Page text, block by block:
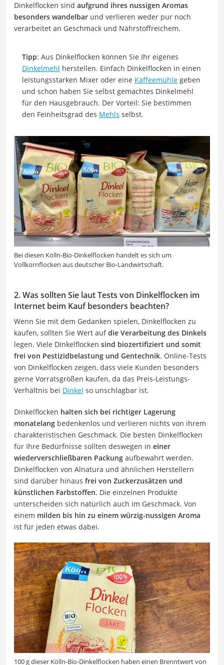
Dinkelflocken sind aufgrund ihres nussigen Aromas
besonders wandelbar und verlieren weder pur noch
verarbeitet an Geschmack und Nährstoffreichem.
Tipp: Aus Dinkelflocken können Sie Ihr eigenes
Dinkelmehl herstellen. Einfach Dinkelflocken in einen
leistungsstarken Mixer oder eine Kaffeemühle geben
und schon haben Sie selbst gemachtes Dinkelmehl
für den Hausgebrauch. Der Vorteil: Sie bestimmen
den Feinheitsgrad des Mehls selbst.
Bei diesen Kölln-Bio-Dinkelflocken handelt es sich um
Vollkornflocken aus deutscher Bio-Landwirtschaft.
2. Was sollten Sie laut Tests von Dinkelflocken im
Internet beim Kauf besonders beachten?
Wenn Sie mit dem Gedanken spielen, Dinkelflocken zu
kaufen, sollten Sie Wert aufdie Verarbeitung des Dinkels
legen. Viele Dinkelflocken sind biozertifiziert und somit
frei von Pestizidbelastung und Gentechnik. Online-Tests
von Dinkelflocken zeigen, dass viele Kunden besonders
gerne Vorratsgrößen kaufen, da das Preis-Leistungs-
Verhältnis bei Dinkel so unschlagbar ist.
Dinkelflocken halten sich bei richtiger Lagerung
monatelang bedenkenlos und verlieren nichts von ihrem
charakteristischen Geschmack. Die besten Dinkelflocken
für Ihre Bedürfnisse sollten deswegen in einer
wiederverschließbaren Packung aufbewahrt werden.
Dinkelflocken von Alnatura und ähnlichen Herstellern
sind darüber hinaus frei von Zuckerzusätzen und
künstlichen Farbstoffen. Die einzelnen Produkte
unterscheiden sich natürlich auch im Geschmack. Von
einem milden bis hin zu einem würzig-nussigen Aroma
ist für jeden etwas dabei.
100 g dieser Kölln-Bio-Dinkelflocken haben einen Brenntwert von